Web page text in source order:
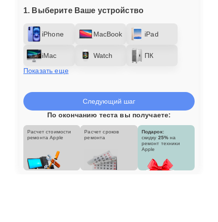
1. Выберите Ваше устройство
iPhone MacBook iPad
iMac Watch
ПК
Показать еще
Следующий шаг
По окончанию теста вы получаете:
Расчет стоимости
ремонта Apple
Расчет сроков
ремонта
Подарок:
скидку 25% на
ремонт техники
Apple